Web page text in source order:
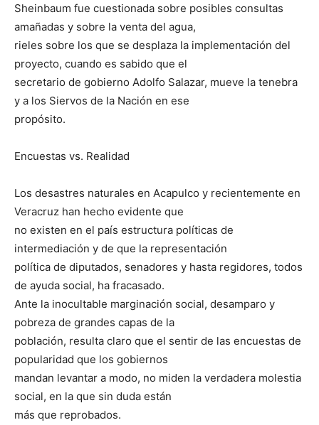
Sheinbaum fue cuestionada sobre posibles consultas
amañadas y sobre la venta del agua,
rieles sobre los que se desplaza la implementación del
proyecto, cuando es sabido que el
secretario de gobierno Adolfo Salazar, mueve la tenebra
y a los Siervos de la Nación en ese
propósito.
Encuestas vs. Realidad
Los desastres naturales en Acapulco y recientemente en
Veracruz han hecho evidente que
no existen en el país estructura políticas de
intermediación y de que la representación
política de diputados, senadores y hasta regidores, todos
de ayuda social, ha fracasado.
Ante la inocultable marginación social, desamparo y
pobreza de grandes capas de la
población, resulta claro que el sentir de las encuestas de
popularidad que los gobiernos
mandan levantar a modo, no miden la verdadera molestia
social, en la que sin duda están
más que reprobados.